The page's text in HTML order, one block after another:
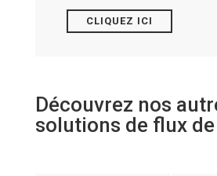
CLIQUEZ ICI
Découvrez nos
solutions de flux